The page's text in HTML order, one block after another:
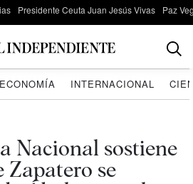
Presidente Ceuta Juan Jesús Vivas Paz
ECONOMÍA INTERNACIONAL
Nacional sostiene
Zapatero se